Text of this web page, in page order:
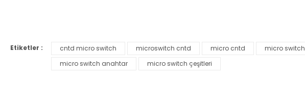
Bu ürüne benzer farklı alternatifler olmalı.
Etiketler : cntd micro switch microswitch cntd micro cntd micro switch
micro switch anahtar
micro switch çeşitleri